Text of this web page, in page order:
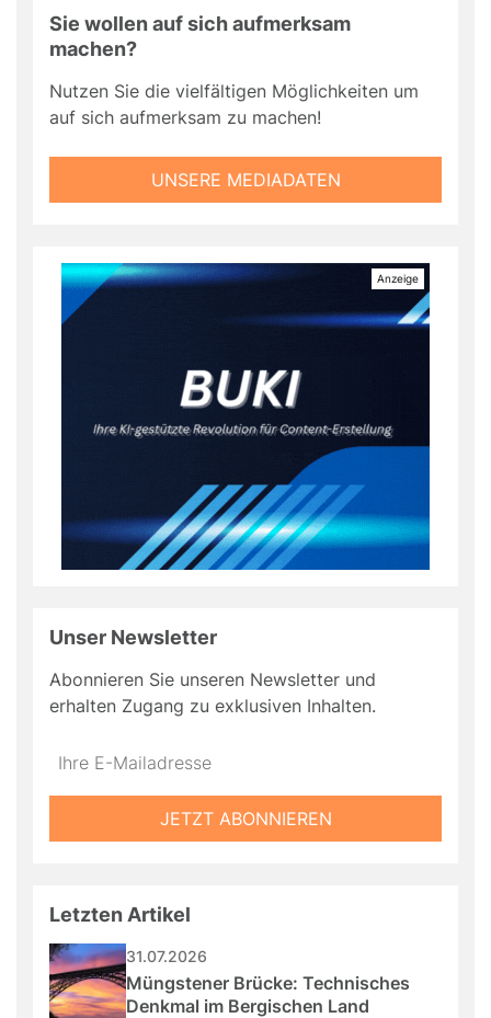
Sie wollen auf sich aufmerksam
machen?
Nutzen Sie die vielfältigen Möglichkeiten um
auf sich aufmerksam zu machen!
UNSERE MEDIADATEN
Unser Newsletter
Abonnieren Sie unseren Newsletter und
erhalten Zugang zu exklusiven Inhalten.
Do
*Ihre
JETZT ABONNIEREN
Letzten Artikel
31.07.2026
Müngstener Brücke: Technisches
Denkmal im Bergischen Land